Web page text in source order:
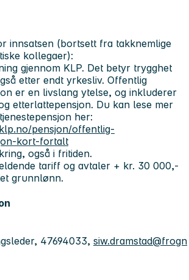
innsatsen (bortsett fra takknemlige
kollegaer):
gjennom KLP. Det betyr trygghet
etter endt yrkesliv. Offentlig
er en livslang ytelse, og inkluderer
etterlattepensjon. Du kan lese mer
her:
pensjon/offentlig-
kort-fortalt
også i fritiden.
tariff og avtaler + kr. 30 000,-
grunnlønn.
47694033, siw.dramstad@frogn